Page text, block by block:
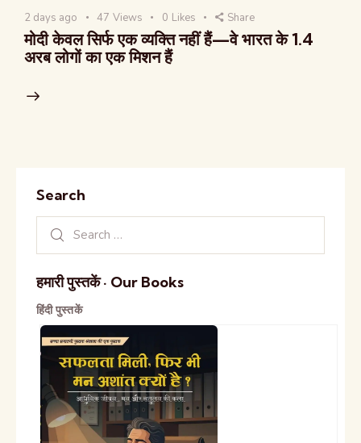
2 days ago 47 Views 0 Likes Share
मोदी केवल सिर्फ एक व्यक्ति नहीं हैं—वे भारत के 1.4
अरब लोगों का एक मिशन हैं
Search
हमारी पुस्तकें · Our Books
हिंदी पुस्तकें